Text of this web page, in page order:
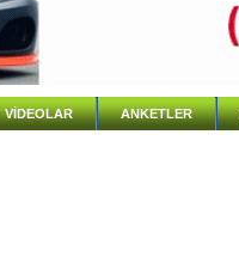
VİDEOLAR ANKETLER